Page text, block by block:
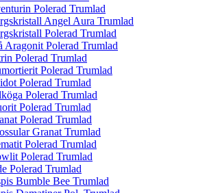
Polerad Trumlad
Angel Aura Trumlad
Polerad Trumlad
Aragonit Polerad Trumlad
Polerad Trumlad
Polerad Trumlad
Polerad Trumlad
Polerad Trumlad
Polerad Trumlad
Polerad Trumlad
Granat Trumlad
Polerad Trumlad
Polerad Trumlad
Polerad Trumlad
Bumble Bee Trumlad